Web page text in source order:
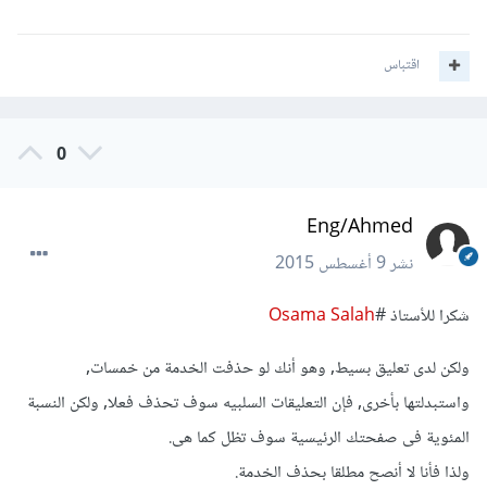
اقتباس
0
Eng/Ahmed
نشر9 أغسطس 2015
شكرا للأستاذ #Osama Salah
ولكن لدى تعليق بسيط, وهو أنك لو حذفت الخدمة من خمسات,
واستبدلتها بأخرى, فإن التعليقات السلبيه سوف تحذف فعلا, ولكن النسبة
المئوية فى صفحتك الرئيسية سوف تظل كما هى.
ولذا فأنا لا أنصح مطلقا بحذف الخدمة.